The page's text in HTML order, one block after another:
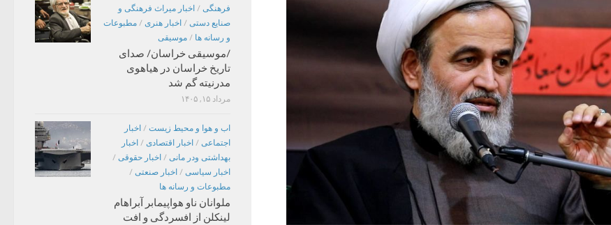
فرهنگی / اخبار میراث فرهنگی و
صنایع دستی / اخبار هنری / مطبوعات
و رسانه ها / موسیقی
/موسیقی خراسان/ صدای
تاریخ خراسان در هیاهوی
مدرنیته گم شد
مرداد ۱۵, ۱۴۰۵
اب و هوا و محیط زیست / اخبار
اجتماعی / اخبار اقتصادی / اخبار
بهداشتی ودر مانی / اخبار حقوقی /
اخبار سیاسی / اخبار صنعتی /
مطبوعات و رسانه ها
ملوانان ناو هواپیمابر آبراهام
لینکلن از افسردگی و افت